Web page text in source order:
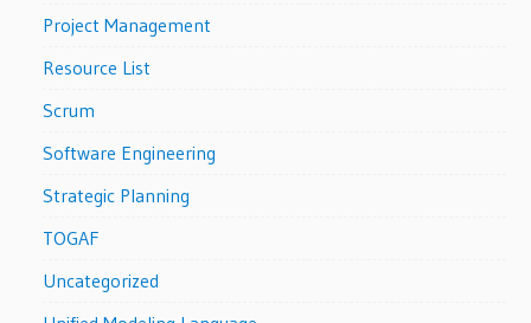
Project Management
Resource List
Scrum
Software Engineering
Strategic Planning
TOGAF
Uncategorized